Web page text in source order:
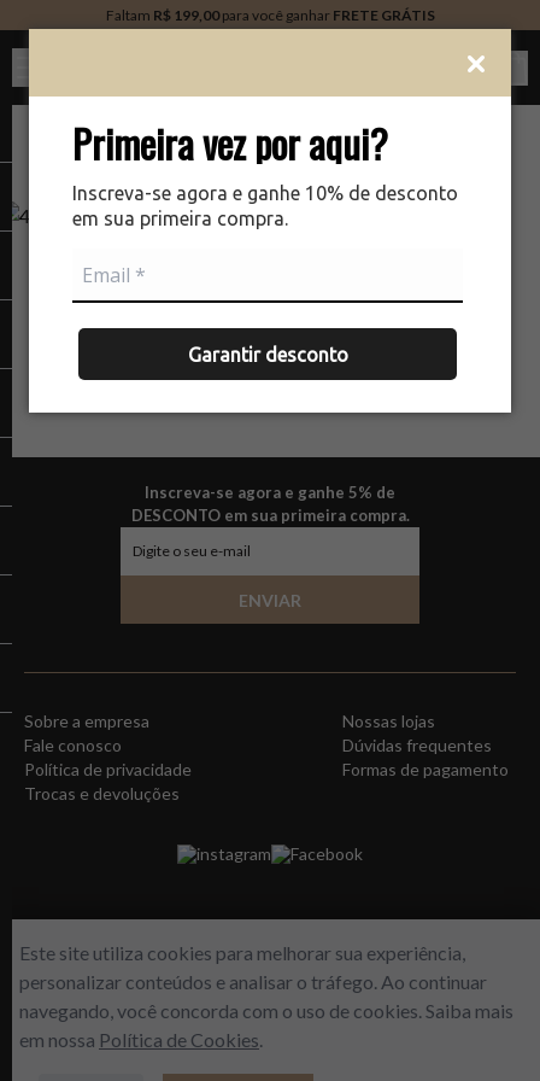
Primeira vez por aqui?
Inscreva-se agora e ganhe 10% de desconto
em sua primeira compra.
Garantir desconto
Faltam R$ 199,00para você ganhar FRETE GRÁTIS
NÃO ENCONTRAMOS A PÁGINA QUE VOCÊ ESTÁ
PROCURANDO.
Este site utiliza cookies para melhorar sua experiência,
personalizar conteúdos e analisar o tráfego. Ao continuar
navegando, você concorda com o uso de cookies. Saiba mais
em nossa Política de Cookies.
Inscreva-se agora e ganhe 5% de
DESCONTO em sua primeira compra.
ENVIAR
Sobre a empresa
Nossas lojas
Fale conosco
Dúvidas frequentes
Política de privacidade
Formas de pagamento
Trocas e devoluções
instagram Facebook